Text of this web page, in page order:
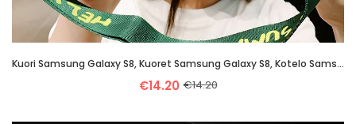
Kuori Samsung Galaxy S8, Kuoret Samsung Galaxy S8, Kotelo Samsung Galaxy S8 Suuntaus Silikoni Luova
€14.20 €14.20